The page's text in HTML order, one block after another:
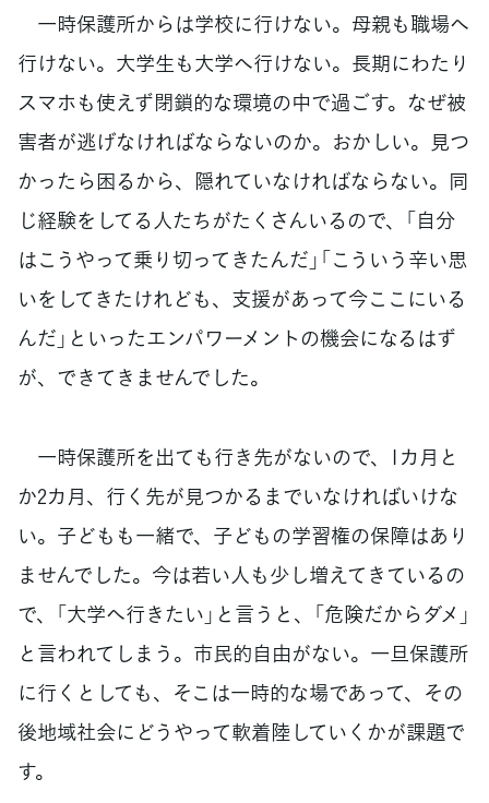
一時保護所からは学校に行けない。母親も職場へ
行けない。大学生も大学へ行けない。長期にわたり
スマホも使えず閉鎖的な環境の中で過ごす。なぜ被
害者が逃げなければならないのか。おかしい。見つ
かったら困るから、隠れていなければならない。同
じ経験をしてる人たちがたくさんいるので、「自分
はこうやって乗り切ってきたんだ」「こういう辛い思
いをしてきたけれども、支援があって今ここにいる
んだ」といったエンパワーメントの機会になるはず
が、できてきませんでした。
一時保護所を出ても行き先がないので、1カ月と
か2カ月、行く先が見つかるまでいなければいけな
い。子どもも一緒で、子どもの学習権の保障はあり
ませんでした。今は若い人も少し増えてきているの
で、「大学へ行きたい」と言うと、「危険だからダメ」
と言われてしまう。市民的自由がない。一旦保護所
に行くとしても、そこは一時的な場であって、その
後地域社会にどうやって軟着陸していくかが課題で
す。